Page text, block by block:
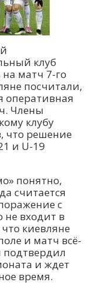
клуб
матч 7-го
посчитали,
оперативная
Члены
клубу
что решение
и U-19
понятно,
считается
с
не входит в
киевляне
и матч всё-
подтвердил
и ждет
время.